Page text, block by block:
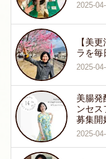
2025-
【美
ラを毎
2025-
美腸発
ンセ
募集開
2025-